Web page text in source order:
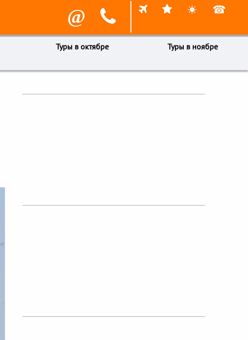
@     ☎
Туры в октябре Туры в ноябре